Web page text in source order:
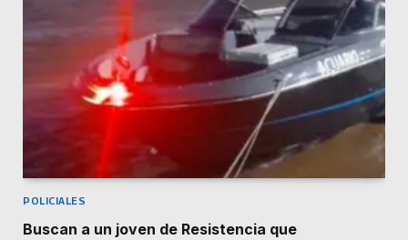
POLICIALES
Buscan a un joven de Resistencia que